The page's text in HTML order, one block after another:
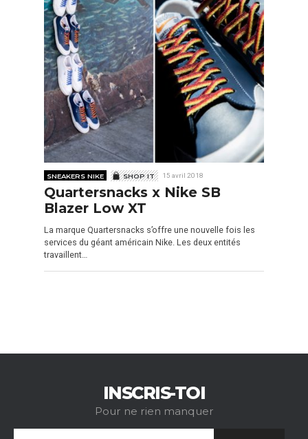
SNEAKERS NIKE SHOP IT 15 avril 2018
Quartersnacks x Nike SB
Blazer Low XT
La marque Quartersnacks s’offre une nouvelle fois les
services du géant américain Nike. Les deux entités
travaillent…
INSCRIS-TOI
Pour ne rien manquer